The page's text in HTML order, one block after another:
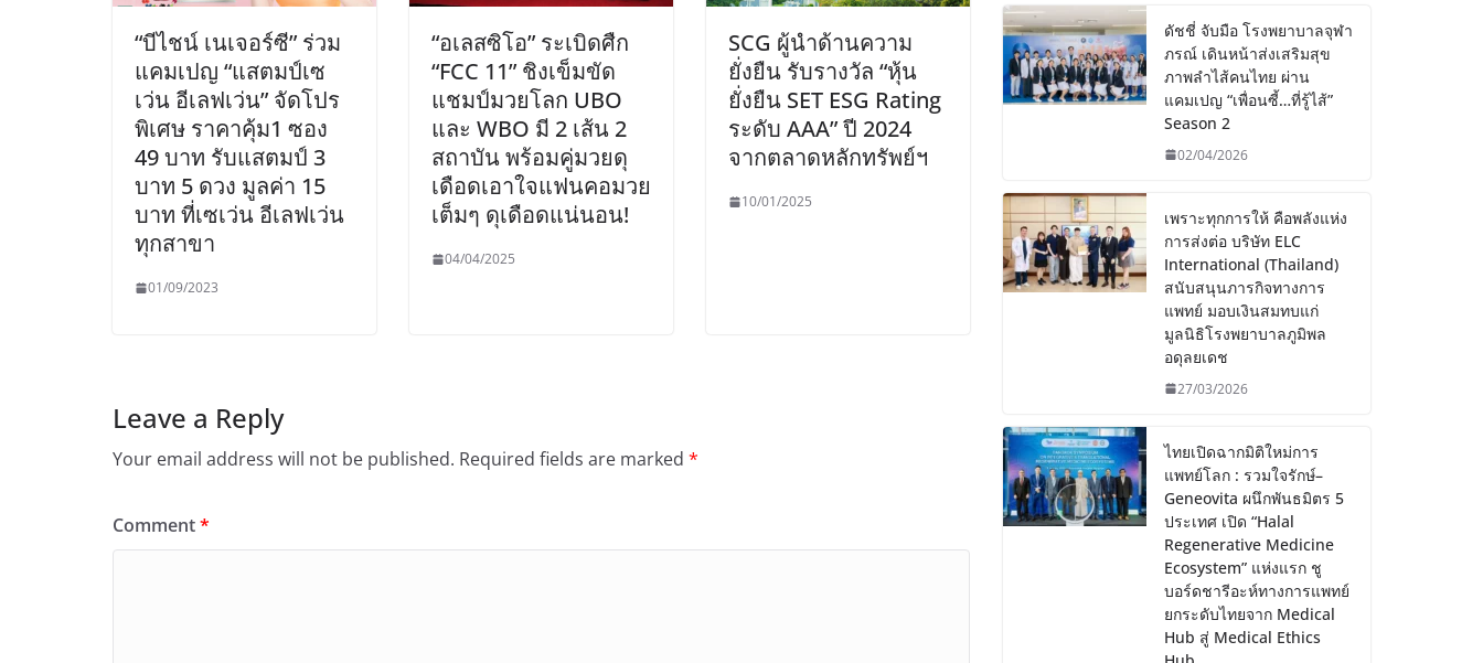
“บีไชน์ เนเจอร์ซี” ร่วม
แคมเปญ “แสตมป์เซ
เว่น อีเลฟเว่น” จัดโปร
พิเศษ ราคาคุ้ม1 ซอง
49 บาท รับแสตมป์ 3
บาท 5 ดวง มูลค่า 15
บาท ที่เซเว่น อีเลฟเว่น
ทุกสาขา
01/09/2023
“อเลสซิโอ” ระเบิดศืก
“FCC 11” ชิงเข็มขัด
แชมป์มวยโลก UBO
และ WBO มี 2 เส้น 2
สถาบัน พร้อมคู่มวยดุ
เดือดเอาใจแฟนคอมวย
เต็มๆ ดุเดือดแน่นอน!
04/04/2025
SCG ผู้นำด้านความ
ยั่งยืน รับรางวัล “หุ้น
ยั่งยืน SET ESG Rating
ระดับ AAA” ปี 2024
จากตลาดหลักทรัพย์ฯ
10/01/2025
Leave a Reply
Your email address will not be published. Required fields are marked *
Comment*
ดัชชี่ จับมือ โรงพยาบาลจุฬา
ภรณ์ เดินหน้าส่งเสริมสุข
ภาพลำไส้คนไทย ผ่าน
แคมเปญ “เพื่อนซี้…ที่รู้ไส้”
Season 2
02/04/2026
เพราะทุกการให้ คือพลังแห่ง
การส่งต่อ บริษัท ELC
International (Thailand)
สนับสนุนภารกิจทางการ
แพทย์ มอบเงินสมทบแก่
มูลนิธิโรงพยาบาลภูมิพล
อดุลยเดช
27/03/2026
ไทยเปิดฉากมิติใหม่การ
แพทย์โลก : รวมใจรักษ์–
Geneovita ผนึกพันธมิตร 5
ประเทศ เปิด “Halal
Regenerative Medicine
Ecosystem” แห่งแรก ชู
บอร์ดชารีอะห์ทางการแพทย์
ยกระดับไทยจาก Medical
Hub สู่ Medical Ethics